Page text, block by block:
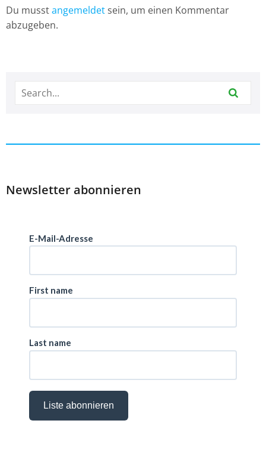
Du musstangemeldet sein, um einen Kommentar
abzugeben.
Newsletter abonnieren